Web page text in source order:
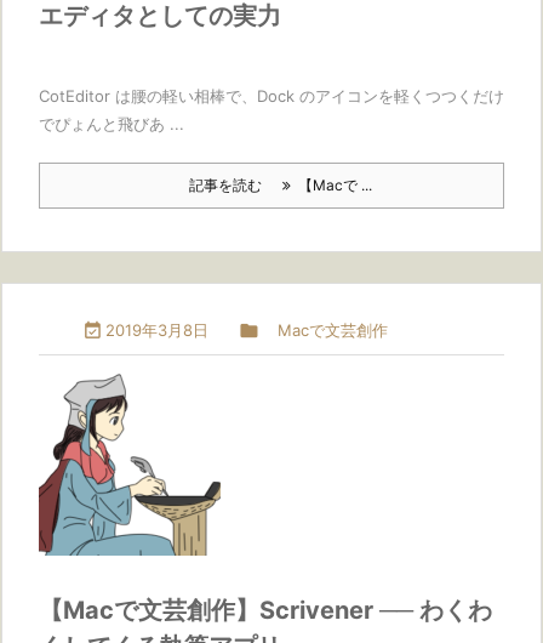
エディタとしての実力
CotEditor は腰の軽い相棒で、Dock のアイコンを軽くつつくだけ
でぴょんと飛びあ ...
記事を読む 【Macで ...
 2019年3月8日  Macで文芸創作
【Macで文芸創作】Scrivener ── わくわ